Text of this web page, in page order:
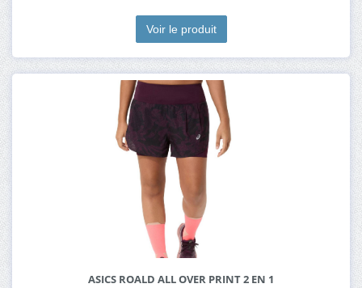
Voir le produit
ASICS ROALD ALL OVER PRINT 2 EN 1